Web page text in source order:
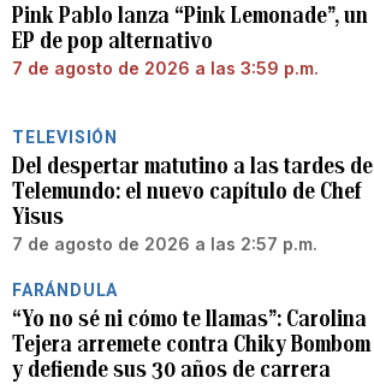
Pink Pablo lanza “Pink Lemonade”, un
EP de pop alternativo
7 de agosto de 2026 a las 3:59 p.m.
TELEVISIÓN
Del despertar matutino a las tardes de
Telemundo: el nuevo capítulo de Chef
Yisus
7 de agosto de 2026 a las 2:57 p.m.
FARÁNDULA
“Yo no sé ni cómo te llamas”: Carolina
Tejera arremete contra Chiky Bombom
y defiende sus 30 años de carrera